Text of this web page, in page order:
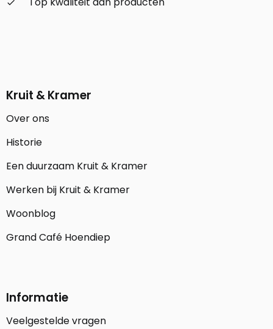
check_small
Kruit & Kramer
Over ons
Historie
Een duurzaam Kruit & Kramer
Werken bij Kruit & Kramer
Woonblog
Grand Café Hoendiep
Informatie
Veelgestelde vragen